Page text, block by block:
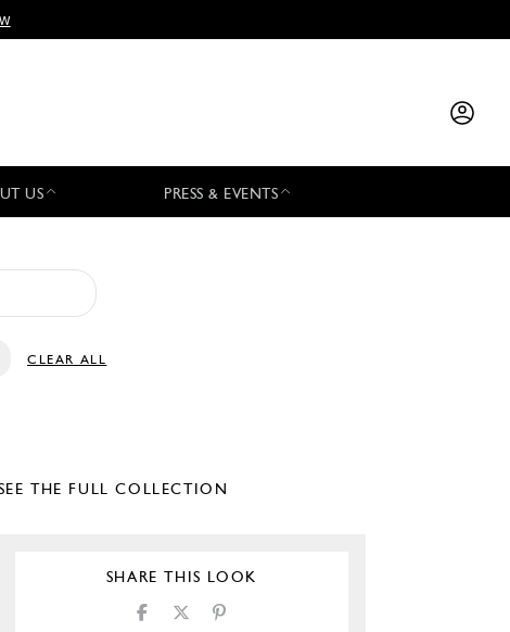
US PRESS & EVENTS
CLEAR ALL
THE FULL COLLECTION
SHARE THIS LOOK